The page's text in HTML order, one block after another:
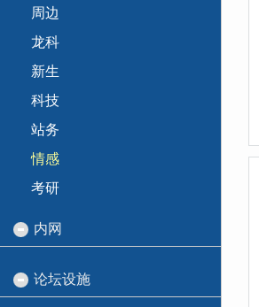
周边
龙科
新生
科技
站务
情感
考研
内网
论坛设施